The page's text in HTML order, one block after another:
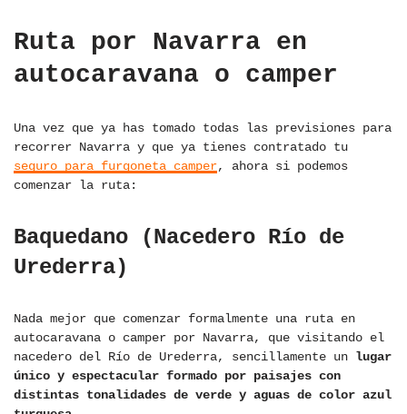
Ruta por Navarra en
autocaravana o camper
Una vez que ya has tomado todas las previsiones para
recorrer Navarra y que ya tienes contratado tu
seguro para furgoneta camper, ahora si podemos
comenzar la ruta:
Baquedano (Nacedero Río de
Urederra)
Nada mejor que comenzar formalmente una ruta en
autocaravana o camper por Navarra, que visitando el
nacedero del Río de Urederra, sencillamente un lugar
único y espectacular formado por paisajes con
distintas tonalidades de verde y aguas de color azul